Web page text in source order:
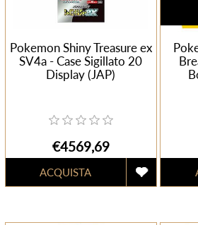
Pokemon Shiny Treasure ex
SV4a - Case Sigillato 20
Display (JAP)
€4569,69